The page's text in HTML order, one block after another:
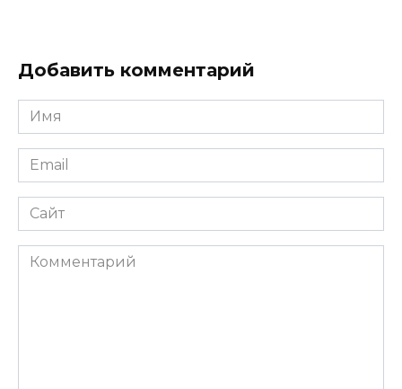
Добавить комментарий
Имя
*
Email
*
Сайт
Комментарий